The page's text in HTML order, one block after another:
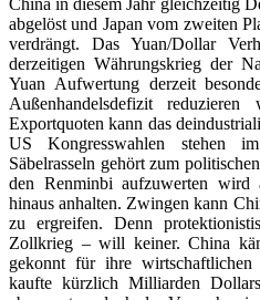
abgelöst und Japan vom zweiten
verdrängt. Das Yuan/Dollar
derzeitigen Währungskrieg der
Yuan Aufwertung derzeit
Außenhandelsdefizit
Exportquoten kann das
US Kongresswahlen stehen
Säbelrasseln gehört zum
den Renminbi aufzuwerten wird
hinaus anhalten. Zwingen kann
zu ergreifen. Denn
Zollkrieg – will keiner. China
gekonnt für ihre wirtschaftlichen
kaufte kürzlich Milliarden